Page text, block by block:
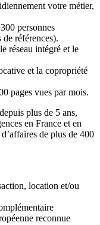
votre métier,
personnes
références).
réseau intégré et le
et la copropriété
pages vues par mois.
plus de 5 ans,
en France et en
de plus de 400
location et/ou
reconnue